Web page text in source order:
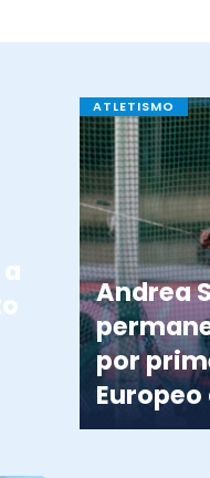
ATLETISMO
Andrea
por